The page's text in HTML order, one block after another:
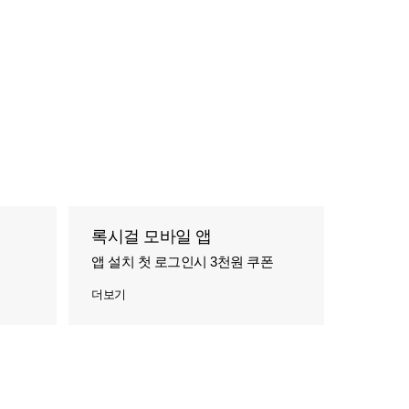
록시걸 모바일 앱
앱 설치 첫 로그인시 3천원 쿠폰
더보기